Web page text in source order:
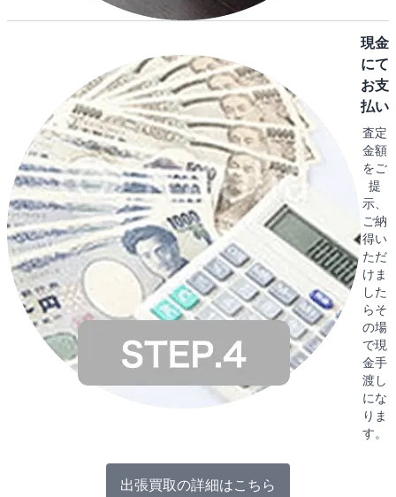
現金
にて
お支
払い
査定
金額
をご
提
示、
ご納
得い
ただ
けま
した
らそ
の場
で現
金手
渡し
にな
りま
す。
出張買取の詳細はこちら